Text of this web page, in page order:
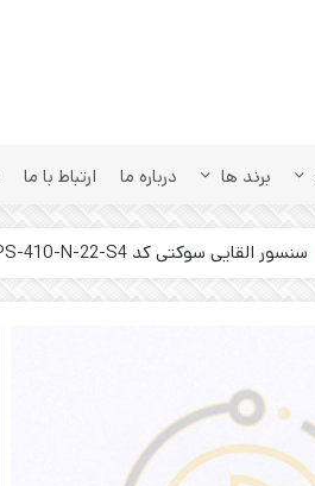
برند ها درباره ما ارتباط با ما
سنسور القایی سوکتی کد IPS-410-N-22-S4 تبریز پژوه